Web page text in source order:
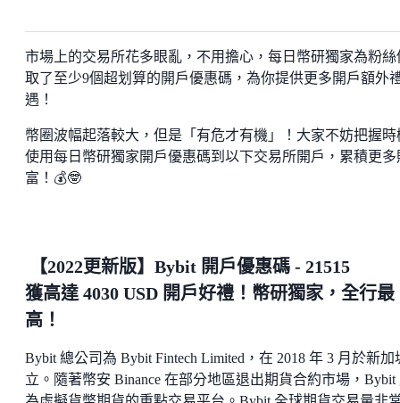
市場上的交易所花多眼亂，不用擔心，每日幣研獨家為粉絲
取了至少9個超划算的開戶優惠碼，為你提供更多開戶額外
遇！
幣圈波幅起落較大，但是「有危才有機」！大家不妨把握時
使用每日幣研獨家開戶優惠碼到以下交易所開戶，累積更多
富！💰🤓
【2022更新版】Bybit 開戶優惠碼 - 21515
獲高達 4030 USD 開戶好禮！幣研獨家，全行最
高！
Bybit 總公司為 Bybit Fintech Limited，在 2018 年 3 月於新加
立。隨著幣安 Binance 在部分地區退出期貨合約市場，Bybit